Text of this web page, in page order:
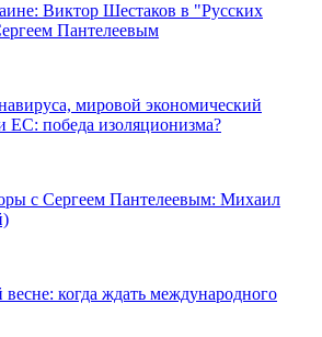
Виктор Шестаков в "Русских
Пантелеевым
мировой экономический
победа изоляционизма?
с Сергеем Пантелеевым: Михаил
когда ждать международного